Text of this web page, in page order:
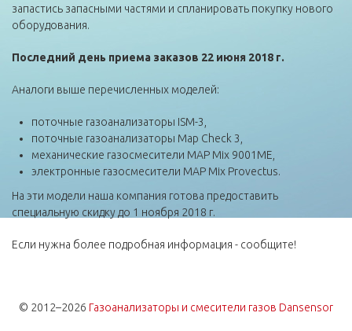
запастись запасными частями и спланировать покупку нового
оборудования.
Последний день приема заказов 22 июня 2018 г.
Аналоги выше перечисленных моделей:
поточные газоанализаторы ISM-3,
поточные газоанализаторы Map Check 3,
механические газосмесители MAP Mix 9001ME,
электронные газосмесители MAP Mix Provectus.
На эти модели наша компания готова предоставить
специальную скидку до 1 ноября 2018 г.
Если нужна более подробная информация - сообщите!
© 2012–2026 Газоанализаторы и смесители газов Dansensor